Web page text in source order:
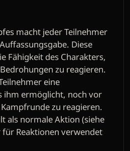
macht jeder Teilnehmer
Diese
Fähigkeit des Charakters,
zu reagieren.
eine
ihm ermöglicht, noch vor
zu reagieren.
als normale Aktion (siehe
Reaktionen verwendet